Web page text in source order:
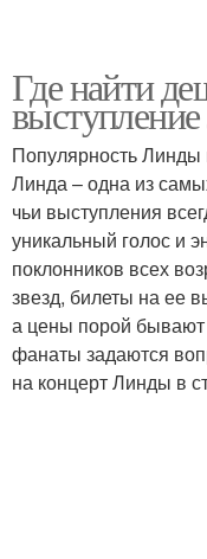
Где найти
Популярность Линды
Линда – одна из
чьи выступления
уникальный голос и
поклонников всех
звезд, билеты на ее
а цены порой бывают
фанаты задаются
на концерт Линды в